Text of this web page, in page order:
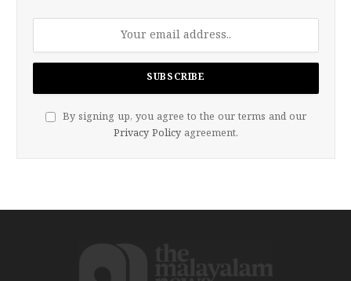
By signing up, you agree to the our terms and our
Privacy Policy agreement.